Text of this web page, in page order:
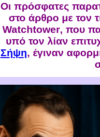
Οι πρόσφατες
στο άρθρο με τον
Watchtower, που
υπό τον λίαν
Σήψη, έγιναν